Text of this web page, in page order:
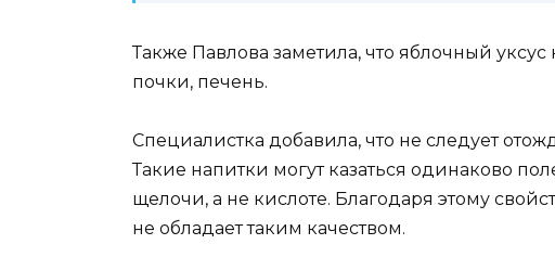
Также Павлова заметила, что яблочный
почки, печень.
Специалистка добавила, что не следует
Такие напитки могут казаться одинаково
щелочи, а не кислоте. Благодаря этому
не обладает таким качеством.